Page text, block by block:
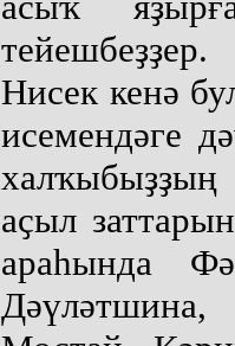
тейешбеҙҙер.
Нисек кенә
исемендәге
халҡыбыҙҙың
аҫыл
араһында